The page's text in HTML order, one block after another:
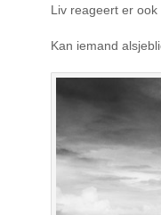
Liv reageert er
Kan iemand